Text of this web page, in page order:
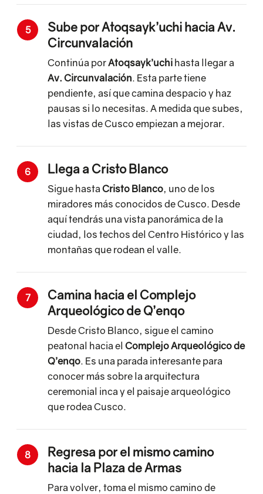
5
Sube por Atoqsayk’uchi hacia Av.
Circunvalación
Continúa porAtoqsayk’uchi hasta llegar a
Av. Circunvalación. Esta parte tiene
pendiente, así que camina despacio y haz
pausas si lo necesitas. A medida que subes,
las vistas de Cusco empiezan a mejorar.
6 Llega a Cristo Blanco
Sigue hasta Cristo Blanco, uno de los
miradores más conocidos de Cusco. Desde
aquí tendrás una vista panorámica de la
ciudad, los techos del Centro Histórico y las
montañas que rodean el valle.
7
Camina hacia el Complejo
Arqueológico de Q’enqo
Desde Cristo Blanco, sigue el camino
peatonal hacia el Complejo Arqueológico de
Q’enqo. Es una parada interesante para
conocer más sobre la arquitectura
ceremonial inca y el paisaje arqueológico
que rodea Cusco.
8
Regresa por el mismo camino
hacia la Plaza de Armas
Para volver, toma el mismo camino de